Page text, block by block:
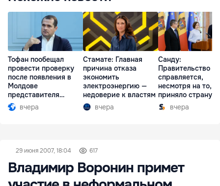
Тофан пообещал
провести проверку
после появления в
Молдове
представителя
Южной Осетии
вчера
Стамате: Главная
причина отказа
экономить
электроэнергию —
недоверие к властям
вчера
Санду:
Правительство
справляется,
несмотря на то,
приняло страну в
разгар кризиса
вчера
29 июня 2007, 18:04 617
Владимир Воронин примет